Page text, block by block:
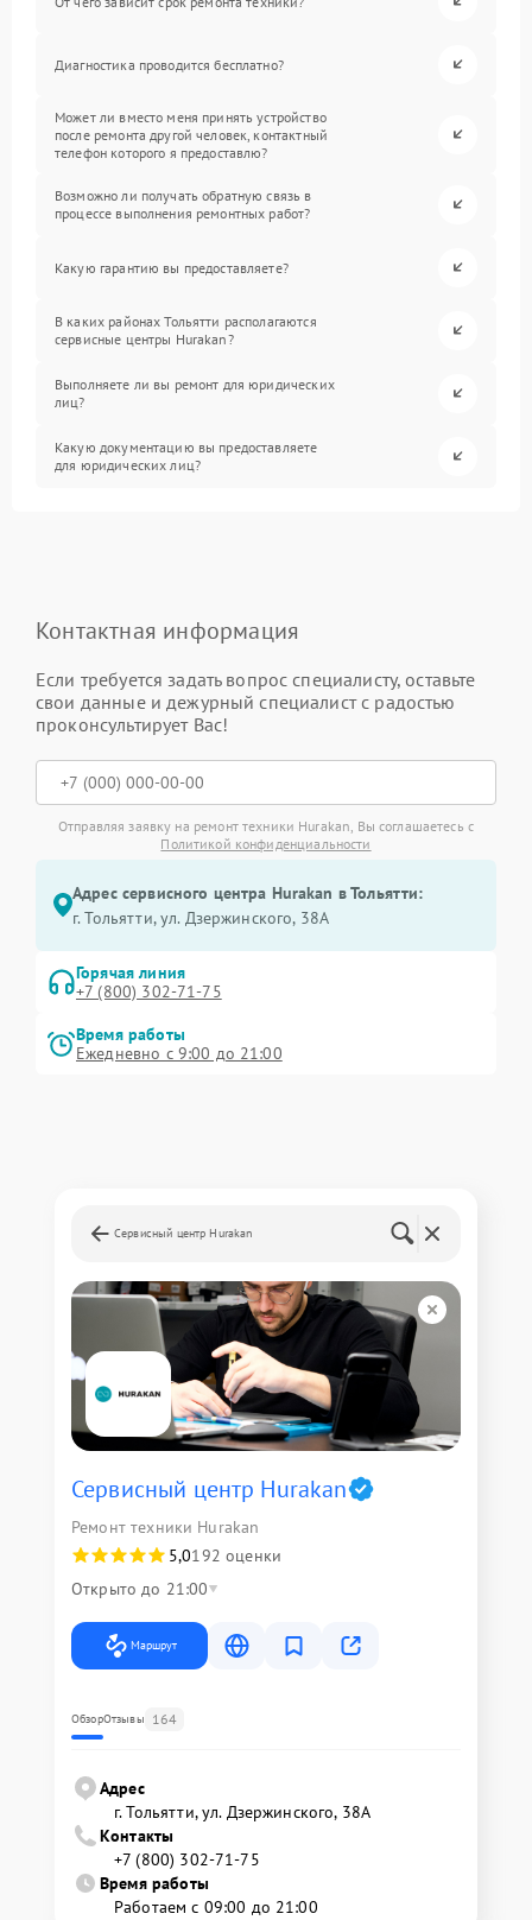
Диагностика проводится бесплатно?
Может ли вместо меня принять устройство
после ремонта другой человек, контактный
телефон которого я предоставлю?
Возможно ли получать обратную связь в
процессе выполнения ремонтных работ?
Какую гарантию вы предоставляете?
В каких районах Тольятти располагаются
сервисные центры Hurakan?
Выполняете ли вы ремонт для юридических
лиц?
Какую документацию вы предоставляете
для юридических лиц?
Контактная информация
Если требуется задать вопрос специалисту, оставьте
свои данные и дежурный специалист с радостью
проконсультирует Вас!
Отправляя заявку на ремонт техники Hurakan, Вы соглашаетесь с
Политикой конфиденциальности
Адрес сервисного центра Hurakan в Тольятти:
г. Тольятти, ул. Дзержинского, 38А
Горячая линия
+7 (800) 302-71-75
Время работы
Ежедневно с 9:00 до 21:00
Сервисный центр Hurakan
Сервисный центр Hurakan
Ремонт техники Hurakan
5,0192 оценки
Открыто до 21:00
Маршрут
ОбзорОтзывы 164
Адрес
г. Тольятти, ул. Дзержинского, 38А
Контакты
+7 (800) 302-71-75
Время работы
Работаем с 09:00 до 21:00